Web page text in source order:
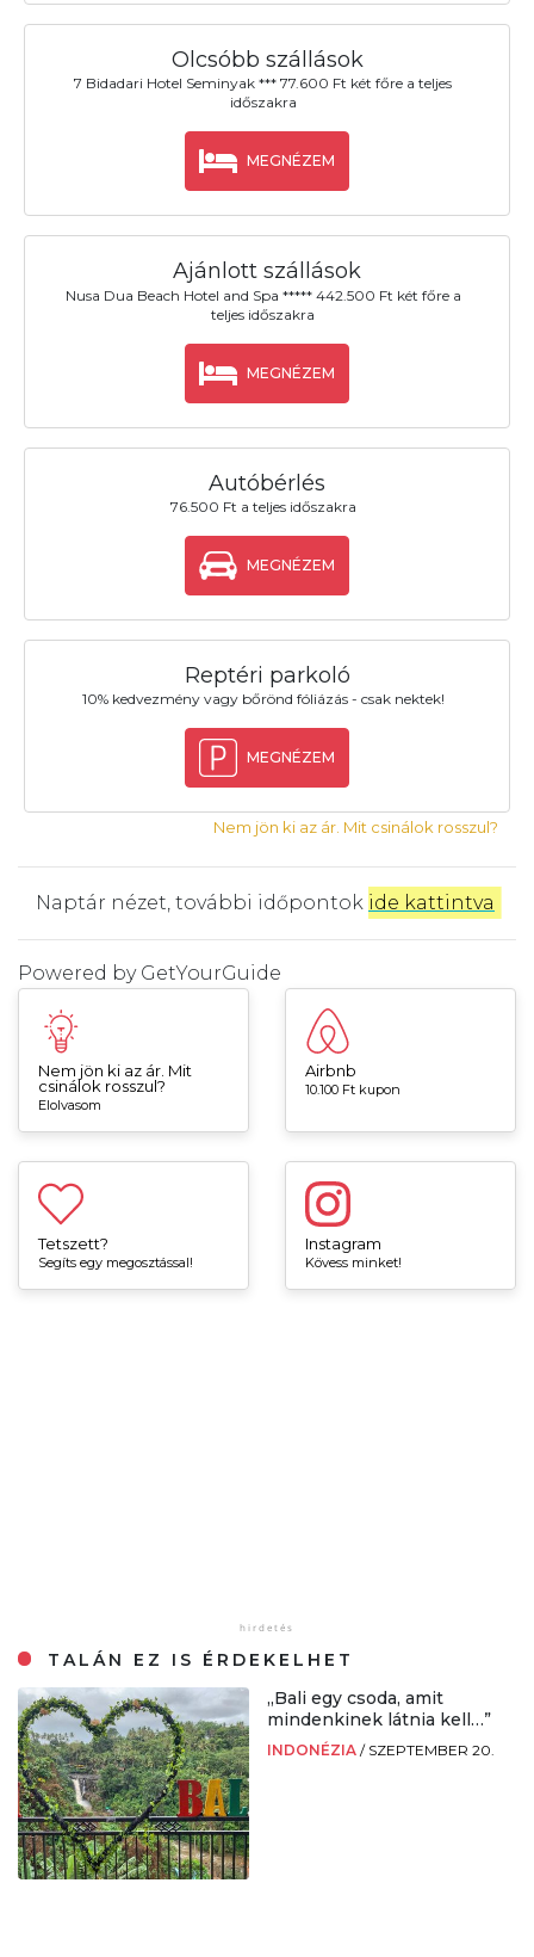
Olcsóbb szállások
7 Bidadari Hotel Seminyak *** 77.600 Ft két főre a teljes
időszakra
MEGNÉZEM
Ajánlott szállások
Nusa Dua Beach Hotel and Spa ***** 442.500 Ft két főre a
teljes időszakra
MEGNÉZEM
Autóbérlés
76.500 Ft a teljes időszakra
MEGNÉZEM
Reptéri parkoló
10% kedvezmény vagy bőrönd fóliázás - csak nektek!
MEGNÉZEM
Nem jön ki az ár. Mit csinálok rosszul?
Naptár nézet, további időpontok ide kattintva
Powered by GetYourGuide
Nem jön ki az ár. Mit
csinálok rosszul?
Elolvasom
Airbnb
10.100 Ft kupon
Tetszett?
Segíts egy megosztással!
Instagram
Kövess minket!
TALÁN EZ IS ÉRDEKELHET
„Bali egy csoda, amit
mindenkinek látnia kell…”
INDONÉZIA / SZEPTEMBER 20.